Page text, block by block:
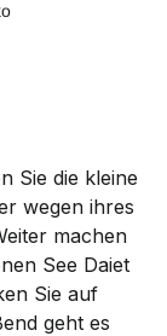
Sie die kleine
wegen ihres
machen
See Daiet
Sie auf
geht es